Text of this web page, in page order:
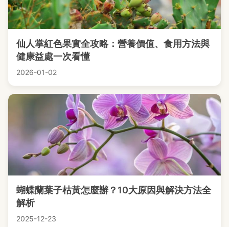
仙人掌紅色果實全攻略：營養價值、食用方法與
健康益處一次看懂
2026-01-02
蝴蝶蘭葉子枯黃怎麼辦？10大原因與解決方法全
解析
2025-12-23